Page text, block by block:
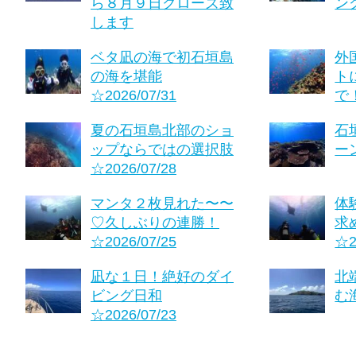
ら８月９日クローズ致
します
ン
ベタ凪の海で初石垣島
の海を堪能
☆2026/07/31
外
で
夏の石垣島北部のショ
ップならではの選択肢
☆2026/07/28
石
ー
マンタ２枚見れた〜〜
♡久しぶりの連勝！
☆2026/07/25
体
求
凪な１日！絶好のダイ
ビング日和
☆2026/07/23
北
む